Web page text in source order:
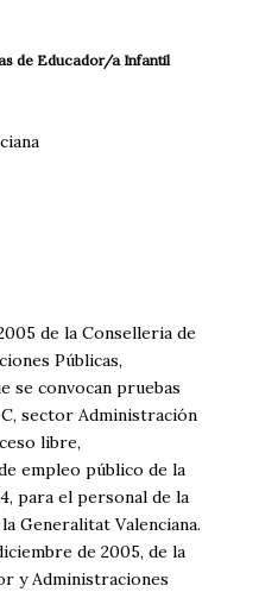
de Educador/a Infantil
de la Conselleria de
Públicas,
se convocan pruebas
sector Administración
libre,
empleo público de la
para el personal de la
Generalitat Valenciana.
de 2005, de la
y Administraciones